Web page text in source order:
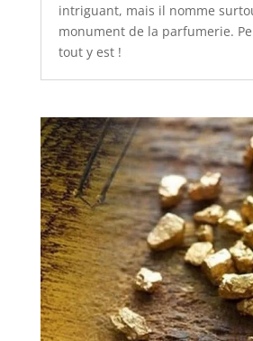
intriguant, mais il nomme
monument de la parfumerie.
tout y est !